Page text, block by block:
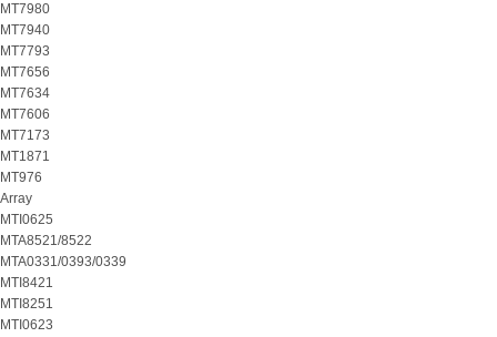
MT7980
MT7940
MT7793
MT7656
MT7634
MT7606
MT7173
MT1871
MT976
Array
MTI0625
MTA8521/8522
MTA0331/0393/0339
MTI8421
MTI8251
MTI0623